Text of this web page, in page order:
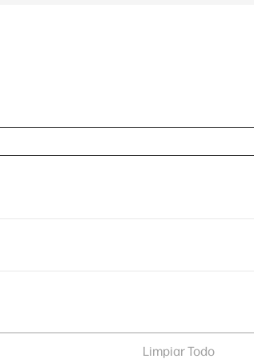
Limpiar Todo